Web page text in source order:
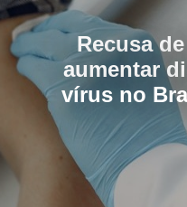
Recusa
aumentar
vírus no